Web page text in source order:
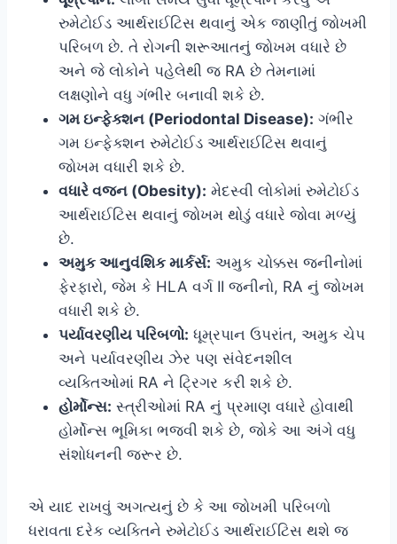
રુમેટોઈડ આર્થરાઈટિસ થવાનું એક જાણીતું જોખમી
પરિબળ છે. તે રોગની શરૂઆતનું જોખમ વધારે છે
અને જે લોકોને પહેલેથી જ RA છે તેમનામાં
લક્ષણોને વધુ ગંભીર બનાવી શકે છે.
ગમ ઇન્ફેક્શન (Periodontal Disease): ગંભીર
ગમ ઇન્ફેક્શન રુમેટોઈડ આર્થરાઈટિસ થવાનું
જોખમ વધારી શકે છે.
વધારે વજન (Obesity): મેદસ્વી લોકોમાં રુમેટોઈડ
આર્થરાઈટિસ થવાનું જોખમ થોડું વધારે જોવા મળ્યું
છે.
અમુક આનુવંશિક માર્કર્સ: અમુક ચોક્કસ જનીનોમાં
ફેરફારો, જેમ કે HLA વર્ગ II જનીનો, RA નું જોખમ
વધારી શકે છે.
પર્યાવરણીય પરિબળો: ધૂમ્રપાન ઉપરાંત, અમુક ચેપ
અને પર્યાવરણીય ઝેર પણ સંવેદનશીલ
વ્યક્તિઓમાં RA ને ટ્રિગર કરી શકે છે.
હોર્મોન્સ: સ્ત્રીઓમાં RA નું પ્રમાણ વધારે હોવાથી
હોર્મોન્સ ભૂમિકા ભજવી શકે છે, જોકે આ અંગે વધુ
સંશોધનની જરૂર છે.
એ યાદ રાખવું અગત્યનું છે કે આ જોખમી પરિબળો
ધરાવતા દરેક વ્યક્તિને રુમેટોઈડ આર્થરાઈટિસ થશે જ